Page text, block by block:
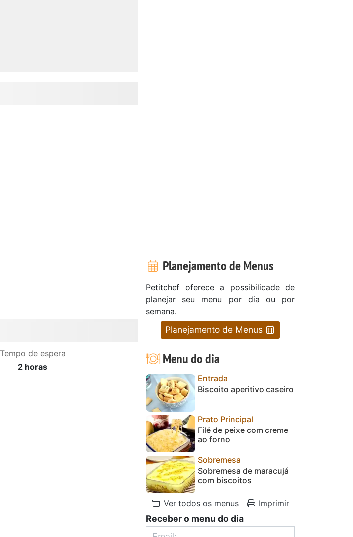
Tempo de espera
2 horas
Planejamento de Menus
Petitchef oferece a possibilidade de
planejar seu menu por dia ou por
semana.
Planejamento de Menus
Menu do dia
Entrada
Biscoito aperitivo caseiro
Prato Principal
Filé de peixe com creme
ao forno
Sobremesa
Sobremesa de maracujá
com biscoitos
Ver todos os menus Imprimir
Receber o menu do dia